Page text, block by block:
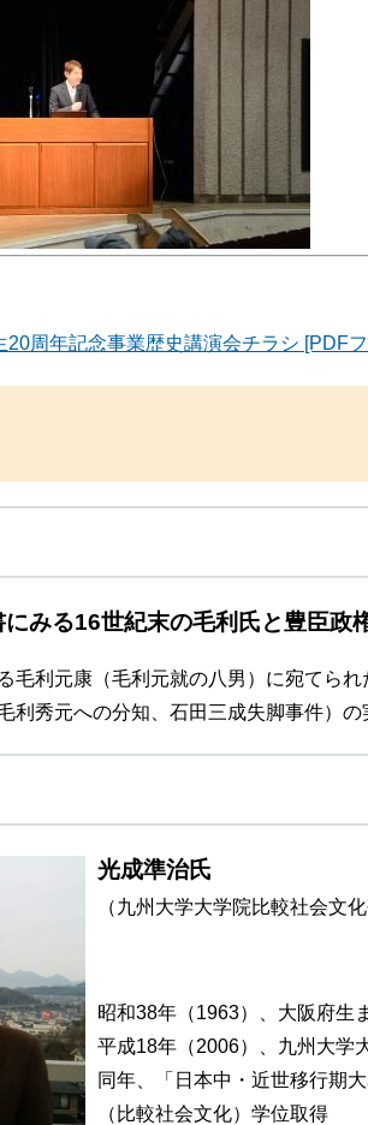
20周年記念事業歴史講演会チラシ [PDF
にみる16世紀末の毛利氏と豊臣政
毛利元康（毛利元就の八男）に宛てら
利秀元への分知、石田三成失脚事件）の
光成準治氏
（九州大学大学院比較社会文
昭和38年（1963）、大阪府生
平成18年（2006）、九州大学
同年、「日本中・近世移行期
（比較社会文化）学位取得